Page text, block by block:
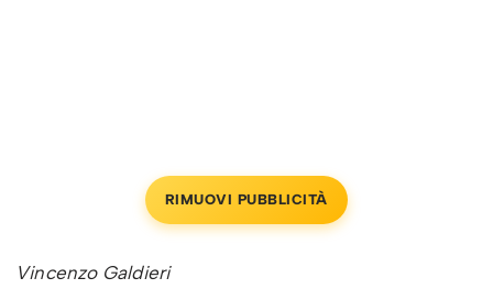
RIMUOVI PUBBLICITÀ
Vincenzo Galdieri